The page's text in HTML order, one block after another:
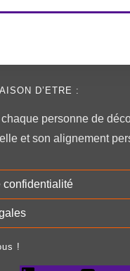
D’ETRE :
chaque personne de
et son alignement
confidentialité
!